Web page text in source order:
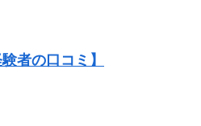
者の口コミ】